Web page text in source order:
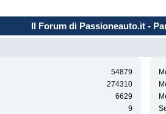
Il Forum di Passioneauto.it -
54879
274310
6629
9